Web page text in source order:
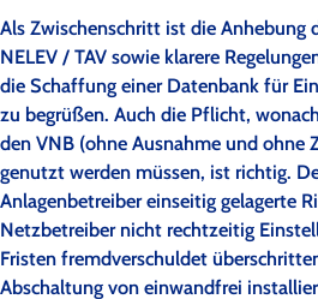
Als Zwischenschritt ist die Anhebung
NELEV / TAV sowie klarere
die Schaffung einer Datenbank für
zu begrüßen. Auch die Pflicht,
den VNB (ohne Ausnahme und ohne
genutzt werden müssen, ist richtig.
Anlagenbetreiber einseitig gelagerte
Netzbetreiber nicht rechtzeitig
Fristen fremdverschuldet
Abschaltung von einwandfrei